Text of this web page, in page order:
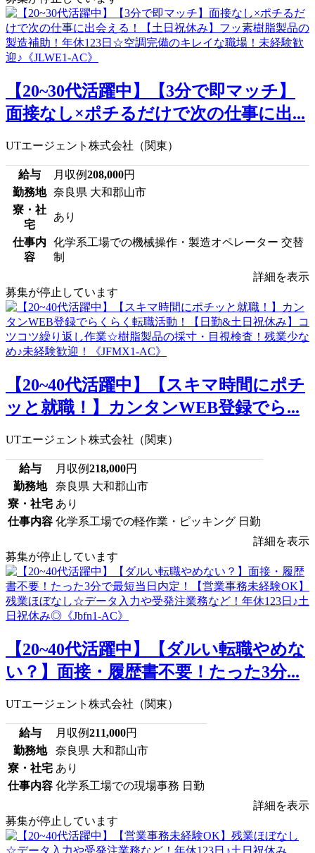
【20~30代活躍中】【3分で即マッチ】
面接なし×ポチるだけで次の仕事に出...
UTエージェント株式会社（関東）
給与 月収例208,000円
勤務地
奈良県 大和郡山市
寮・社
宅
あり
仕事内
容
化学系工場での機械操作・製造オペレーター 交替
制
詳細を表示
募集が停止しています
【20~40代活躍中】【スキマ時間にポチ
ッと就職！】カンタンWEB登録でら...
UTエージェント株式会社（関東）
給与 月収例218,000円
勤務地
奈良県 大和郡山市
寮・社宅 あり
仕事内容 化学系工場での軽作業・ピッキング 日勤
詳細を表示
募集が停止しています
【20~40代活躍中】【ダルい転職やめな
い？】面接・履歴書不要！たった3分...
UTエージェント株式会社（関東）
給与 月収例211,000円
勤務地
奈良県 大和郡山市
寮・社宅 あり
仕事内容 化学系工場での現場事務 日勤
詳細を表示
募集が停止しています